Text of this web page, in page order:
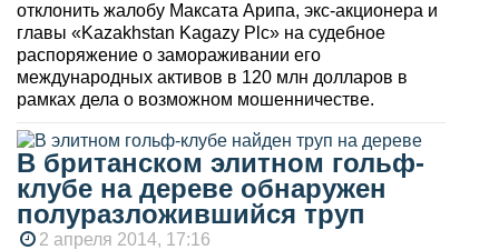
отклонить жалобу Максата Арипа, экс-акционера и
главы «Kazakhstan Kagazy Plc» на судебное
распоряжение о замораживании его
международных активов в 120 млн долларов в
рамках дела о возможном мошенничестве.
В британском элитном гольф-
клубе на дереве обнаружен
полуразложившийся труп
2 апреля 2014, 17:16